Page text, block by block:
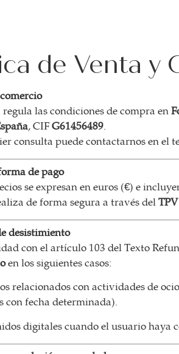
que enseñarnos
por el café?
de Venta y
las condiciones de compra en
, CIF G61456489.
consulta puede contactarnos en el
de pago
se expresan en euros (€) e
de forma segura a través del
desistimiento
con el artículo 103 del Texto
en los siguientes casos:
relacionados con actividades de
con fecha determinada).
digitales cuando el usuario haya